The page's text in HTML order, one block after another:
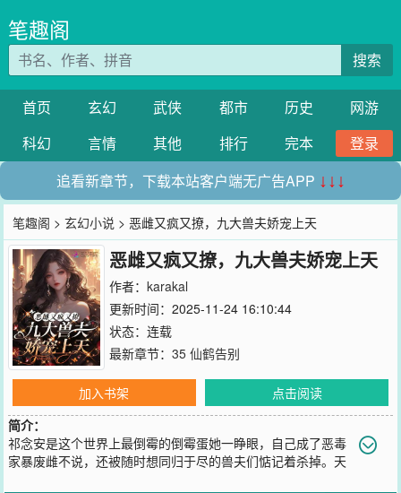
笔趣阁
搜索
首页 玄幻 武侠 都市 历史
网游
科幻
言情 其他 排行 完本
登录
追看新章节，下载本站客户端无广告APP ↓↓↓
笔趣阁 >玄幻小说 > 恶雌又疯又撩，九大兽夫娇宠上天
恶雌又疯又撩，九大兽夫娇宠上天
作者： karakal
更新时间：2025-11-24 16:10:44
状态：连载
最新章节： 35 仙鹤告别
加入书架
点击阅读
简介：
祁念安是这个世界上最倒霉的倒霉蛋她一睁眼，自己成了恶毒
家暴废雌不说，还被随时想同归于尽的兽夫们惦记着杀掉。天